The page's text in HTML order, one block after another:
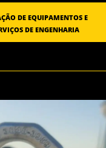
DE EQUIPAMENTOS E
DE ENGENHARIA